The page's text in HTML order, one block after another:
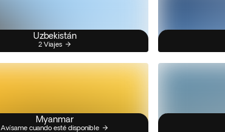
Uzbekistán
2 Viajes
Myanmar
Avísame cuando esté disponible